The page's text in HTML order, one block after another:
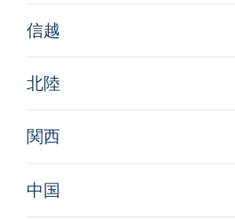
信越
北陸
関西
中国